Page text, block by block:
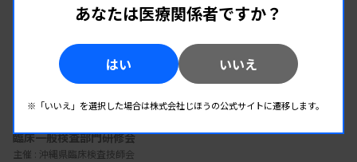
EVENT
イベント情報
08.12
臨床一般検査部門研修会
主催 : 沖縄県臨床検査技師会
あなたは医療関係者ですか？
はい いいえ
※「いいえ」を選択した場合は株式会社じほうの公式サイトに遷移します。